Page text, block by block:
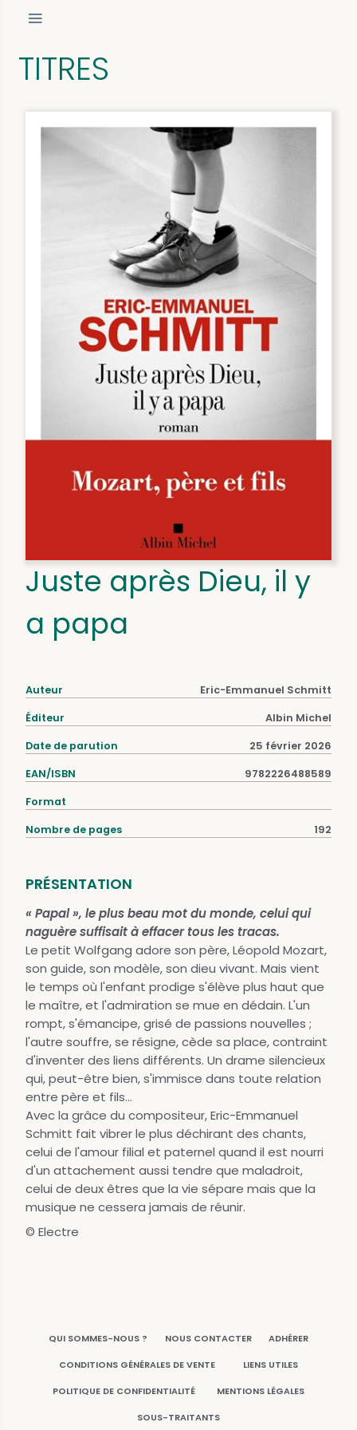
TITRES
Juste après Dieu, il y
a papa
Auteur Eric-Emmanuel Schmitt
Éditeur Albin Michel
Date de parution 25 février 2026
EAN/ISBN 9782226488589
Format
Nombre de pages 192
PRÉSENTATION
« Papal », le plus beau mot du monde, celui qui
naguère suffisait à effacer tous les tracas.
Le petit Wolfgang adore son père, Léopold Mozart,
son guide, son modèle, son dieu vivant. Mais vient
le temps où l'enfant prodige s'élève plus haut que
le maître, et l'admiration se mue en dédain. L'un
rompt, s'émancipe, grisé de passions nouvelles ;
l'autre souffre, se résigne, cède sa place, contraint
d'inventer des liens différents. Un drame silencieux
qui, peut-être bien, s'immisce dans toute relation
entre père et fils...
Avec la grâce du compositeur, Eric-Emmanuel
Schmitt fait vibrer le plus déchirant des chants,
celui de l'amour filial et paternel quand il est nourri
d'un attachement aussi tendre que maladroit,
celui de deux êtres que la vie sépare mais que la
musique ne cessera jamais de réunir.
© Electre
QUI SOMMES-NOUS ? NOUS CONTACTER ADHÉRER
CONDITIONS GÉNÉRALES DE VENTE LIENS UTILES
POLITIQUE DE CONFIDENTIALITÉ MENTIONS LÉGALES
SOUS-TRAITANTS